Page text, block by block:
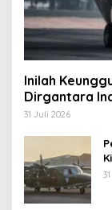
Inilah
Dirgantara
Operasi TNI
31 Juli 2026